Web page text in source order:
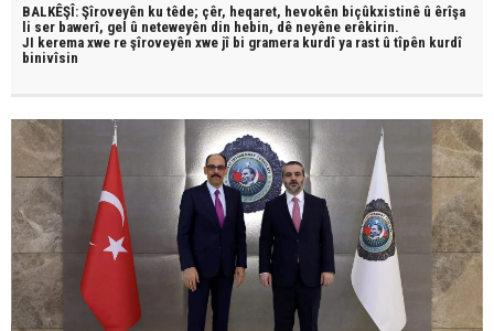
BALKÊŞÎ: Şîroveyên ku têde; çêr, heqaret, hevokên biçûkxistinê û êrîşa
li ser bawerî, gel û neteweyên din hebin, dê neyêne erêkirin.
JI kerema xwe re şîroveyên xwe jî bi gramera kurdî ya rast û tîpên kurdî
binivîsin